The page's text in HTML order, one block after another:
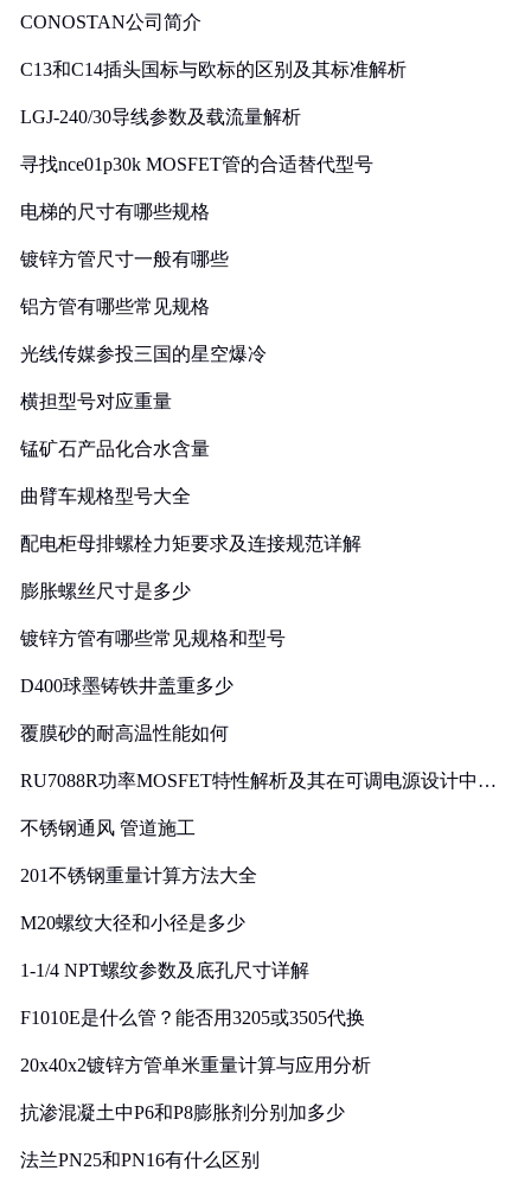
CONOSTAN公司简介
C13和C14插头国标与欧标的区别及其标准解析
LGJ-240/30导线参数及载流量解析
寻找nce01p30k MOSFET管的合适替代型号
电梯的尺寸有哪些规格
镀锌方管尺寸一般有哪些
铝方管有哪些常见规格
光线传媒参投三国的星空爆冷
横担型号对应重量
锰矿石产品化合水含量
曲臂车规格型号大全
配电柜母排螺栓力矩要求及连接规范详解
膨胀螺丝尺寸是多少
镀锌方管有哪些常见规格和型号
D400球墨铸铁井盖重多少
覆膜砂的耐高温性能如何
RU7088R功率MOSFET特性解析及其在可调电源设计中的
不锈钢通风 管道施工
201不锈钢重量计算方法大全
M20螺纹大径和小径是多少
1-1/4 NPT螺纹参数及底孔尺寸详解
F1010E是什么管？能否用3205或3505代换
20x40x2镀锌方管单米重量计算与应用分析
抗渗混凝土中P6和P8膨胀剂分别加多少
法兰PN25和PN16有什么区别